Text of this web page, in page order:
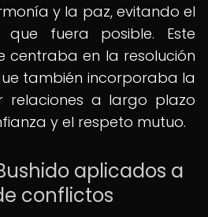
y la paz, evitando el
que fuera posible. Este
centraba en la resolución
también incorporaba la
relaciones a largo plazo
y el respeto mutuo.
aplicados a
conflictos